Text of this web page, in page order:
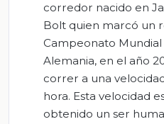
corredor nacido en
Bolt quien marcó un
Campeonato
Alemania, en el año
correr a una
hora. Esta velocidad
obtenido un ser